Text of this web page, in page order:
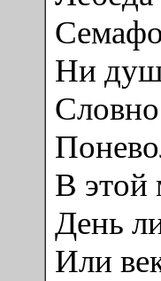
Ни
Словно
В этой
День
Или